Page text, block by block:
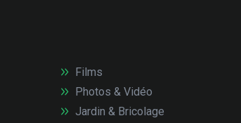
Films
Photos & Vidéo
Jardin & Bricolage